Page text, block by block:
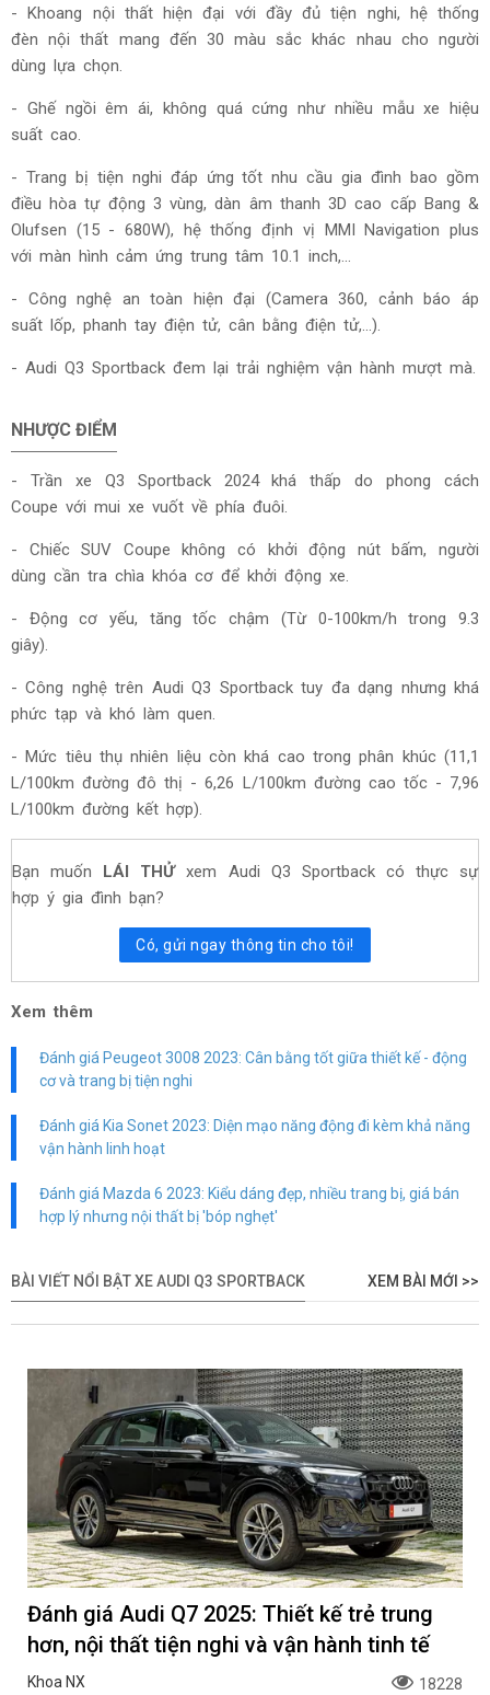
- Khoang nội thất hiện đại với đầy đủ tiện nghi, hệ thống
đèn nội thất mang đến 30 màu sắc khác nhau cho người
dùng lựa chọn.
- Ghế ngồi êm ái, không quá cứng như nhiều mẫu xe hiệu
suất cao.
- Trang bị tiện nghi đáp ứng tốt nhu cầu gia đình bao gồm
điều hòa tự động 3 vùng, dàn âm thanh 3D cao cấp Bang &
Olufsen (15 - 680W), hệ thống định vị MMI Navigation plus
với màn hình cảm ứng trung tâm 10.1 inch,...
- Công nghệ an toàn hiện đại (Camera 360, cảnh báo áp
suất lốp, phanh tay điện tử, cân bằng điện tử,...).
- Audi Q3 Sportback đem lại trải nghiệm vận hành mượt mà.
NHƯỢC ĐIỂM
- Trần xe Q3 Sportback 2024 khá thấp do phong cách
Coupe với mui xe vuốt về phía đuôi.
- Chiếc SUV Coupe không có khởi động nút bấm, người
dùng cần tra chìa khóa cơ để khởi động xe.
- Động cơ yếu, tăng tốc chậm (Từ 0-100km/h trong 9.3
giây).
- Công nghệ trên Audi Q3 Sportback tuy đa dạng nhưng khá
phức tạp và khó làm quen.
- Mức tiêu thụ nhiên liệu còn khá cao trong phân khúc (11,1
L/100km đường đô thị - 6,26 L/100km đường cao tốc - 7,96
L/100km đường kết hợp).
Bạn muốn LÁI THỬxem Audi Q3 Sportback có thực sự
hợp ý gia đình bạn?
Có, gửi ngay thông tin cho tôi!
Xem thêm
Đánh giá Peugeot 3008 2023: Cân bằng tốt giữa thiết kế - động
cơ và trang bị tiện nghi
Đánh giá Kia Sonet 2023: Diện mạo năng động đi kèm khả năng
vận hành linh hoạt
Đánh giá Mazda 6 2023: Kiểu dáng đẹp, nhiều trang bị, giá bán
hợp lý nhưng nội thất bị 'bóp nghẹt'
BÀI VIẾT NỔI BẬT XE AUDI Q3 SPORTBACK XEM BÀI MỚI >>
Đánh giá Audi Q7 2025: Thiết kế trẻ trung
hơn, nội thất tiện nghi và vận hành tinh tế
Khoa NX 18228